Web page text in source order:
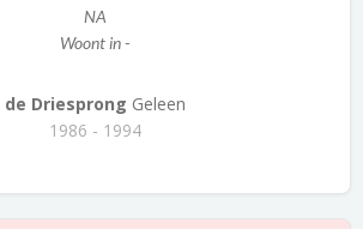
NA
Woont in -
de Driesprong Geleen
1986 - 1994